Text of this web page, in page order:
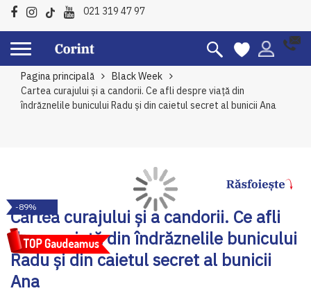
021 319 47 97
Pagina principală
Black Week
Cartea curajului și a candorii. Ce afli despre viață din
îndrăznelile bunicului Radu și din caietul secret al bunicii Ana
Cartea curajului și a candorii. Ce afli
despre viață din îndrăznelile bunicului
Radu și din caietul secret al bunicii
Ana
to
the
end
of
the
images
-89%